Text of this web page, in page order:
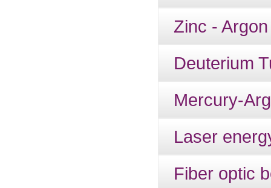
Zinc -
Deuterium
Mercury-
Laser
Fiber optic